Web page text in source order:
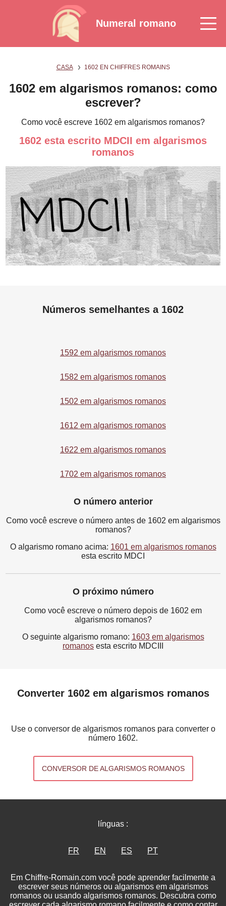
Numeral romano
CASA 1602 EN CHIFFRES ROMAINS
1602 em algarismos romanos: como
escrever?
Como você escreve 1602 em algarismos romanos?
1602 esta escrito MDCII em algarismos
romanos
Números semelhantes a 1602
1592 em algarismos romanos
1582 em algarismos romanos
1502 em algarismos romanos
1612 em algarismos romanos
1622 em algarismos romanos
1702 em algarismos romanos
O número anterior
Como você escreve o número antes de 1602 em algarismos
romanos?
O algarismo romano acima: 1601 em algarismos romanos
esta escrito MDCI
O próximo número
Como você escreve o número depois de 1602 em
algarismos romanos?
O seguinte algarismo romano: 1603 em algarismos
romanos esta escrito MDCIII
Converter 1602 em algarismos romanos
Use o conversor de algarismos romanos para converter o
número 1602.
CONVERSOR DE ALGARISMOS ROMANOS
línguas :
FR EN ES PT
Em Chiffre-Romain.com você pode aprender facilmente a
escrever seus números ou algarismos em algarismos
romanos ou usando algarismos romanos. Descubra como